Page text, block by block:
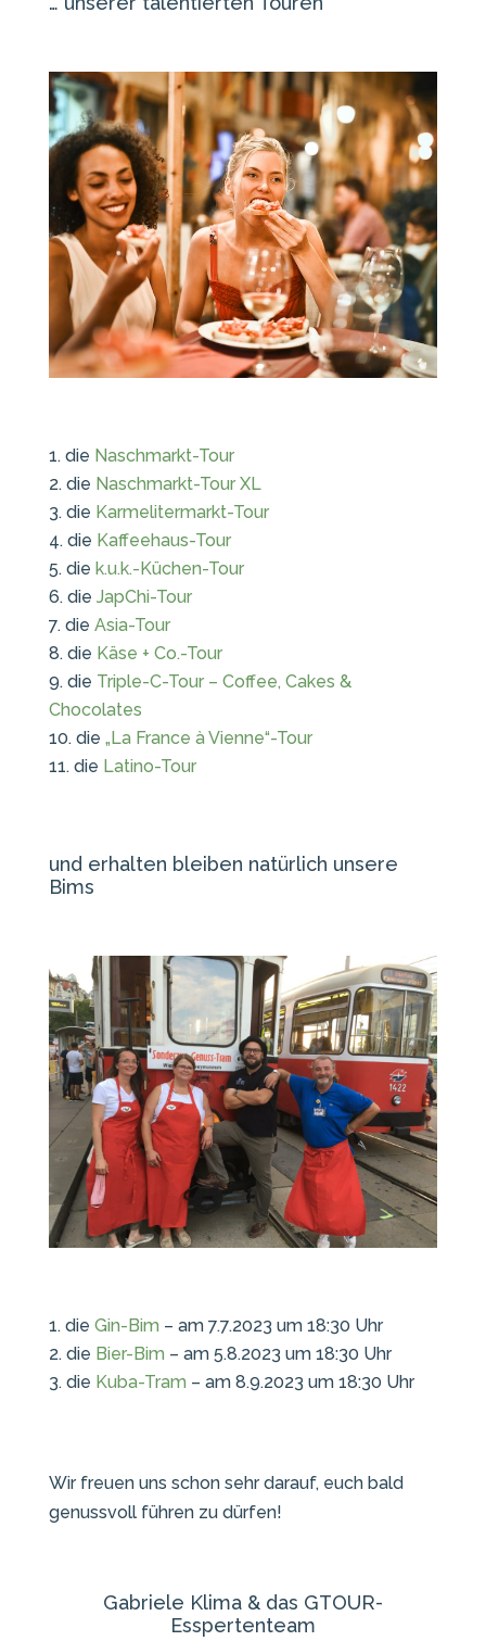
die Naschmarkt-Tour
die Naschmarkt-Tour XL
die Karmelitermarkt-Tour
die Kaffeehaus-Tour
die k.u.k.-Küchen-Tour
die JapChi-Tour
die Asia-Tour
die Käse + Co.-Tour
die Triple-C-Tour – Coffee, Cakes &
Chocolates
die „La France à Vienne“-Tour
die Latino-Tour
und erhalten bleiben natürlich unsere
Bims
die Gin-Bim – am 7.7.2023 um 18:30 Uhr
die Bier-Bim – am 5.8.2023 um 18:30 Uhr
die Kuba-Tram – am 8.9.2023 um 18:30 Uhr
Wir freuen uns schon sehr darauf, euch bald
genussvoll führen zu dürfen!
Gabriele Klima & das GTOUR-
Esspertenteam